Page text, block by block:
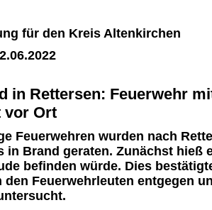
für den Kreis Altenkirchen
in Rettersen: Feuerwehr
vor Ort
Feuerwehren wurden nach
in Brand geraten. Zunächst hieß
befinden würde. Dies
den Feuerwehrleuten entgegen